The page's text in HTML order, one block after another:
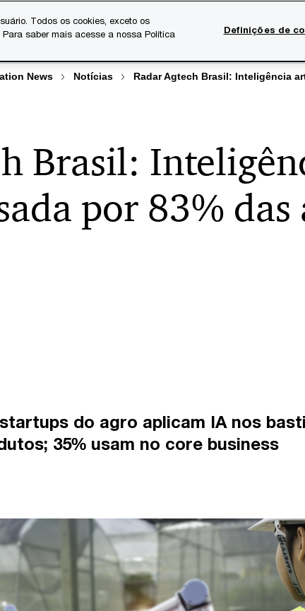
News Notícias Radar Agtech Brasil: Inteligência
Brasil:
por 83% das
do agro aplicam IA nos
35% usam no core business
Todos os cookies, exceto os
saber mais acesse a nossa Política
Definições de